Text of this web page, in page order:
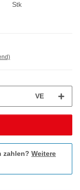
Stk
VE
zahlen? Weitere